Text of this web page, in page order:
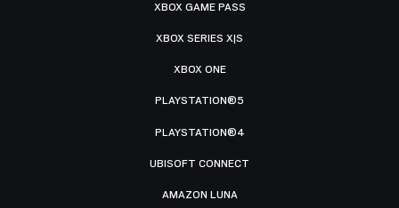
XBOX GAME PASS
XBOX SERIES X|S
XBOX ONE
PLAYSTATION®5
PLAYSTATION®4
UBISOFT CONNECT
AMAZON LUNA